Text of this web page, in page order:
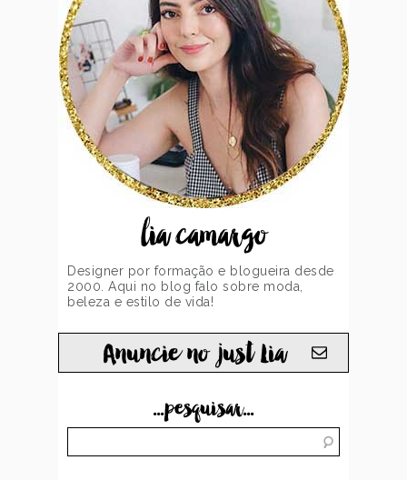
lia camargo
Designer por formação e blogueira desde
2000. Aqui no blog falo sobre moda,
beleza e estilo de vida!
Anuncie no just Lia
...pesquisar...